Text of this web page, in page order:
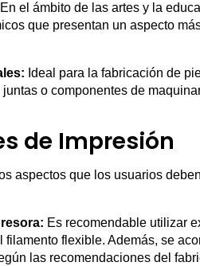
En el ámbito de las artes y la
que presentan un aspecto
Ideal para la fabricación de
o componentes de
de Impresión
aspectos que los usuarios
Es recomendable utilizar
flexible. Además, se
las recomendaciones del